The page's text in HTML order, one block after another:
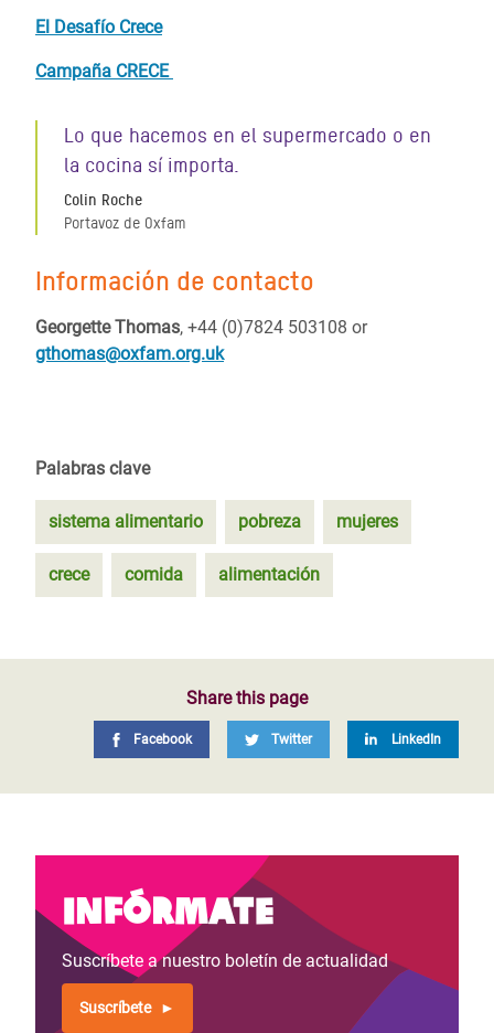
El Desafío Crece
Campaña CRECE
Lo que hacemos en el supermercado o en
la cocina sí importa.
Colin Roche
Portavoz de Oxfam
Información de contacto
Georgette Thomas, +44 (0)7824 503108 or
gthomas@oxfam.org.uk
Palabras clave
sistema alimentario pobreza mujeres
crece comida alimentación
Share this page
Facebook Twitter LinkedIn
Infórmate
Suscríbete a nuestro boletín de actualidad
Suscríbete